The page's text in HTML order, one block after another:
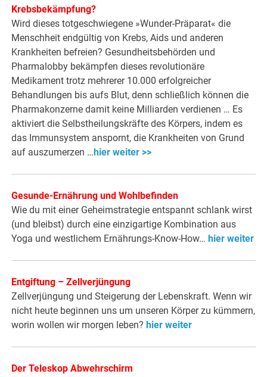
Krebsbekämpfung?
Wird dieses totgeschwiegene »Wunder-Präparat« die
Menschheit endgültig von Krebs, Aids und anderen
Krankheiten befreien? Gesundheitsbehörden und
Pharmalobby bekämpfen dieses revolutionäre
Medikament trotz mehrerer 10.000 erfolgreicher
Behandlungen bis aufs Blut, denn schließlich können die
Pharmakonzerne damit keine Milliarden verdienen … Es
aktiviert die Selbstheilungskräfte des Körpers, indem es
das Immunsystem anspornt, die Krankheiten von Grund
auf auszumerzen … hier weiter >>
Gesunde-Ernährung und Wohlbefinden
Wie du mit einer Geheimstrategie entspannt schlank wirst
(und bleibst) durch eine einzigartige Kombination aus
Yoga und westlichem Ernährungs-Know-How… hier weiter
Entgiftung – Zellverjüngung
Zellverjüngung und Steigerung der Lebenskraft. Wenn wir
nicht heute beginnen uns um unseren Körper zu kümmern,
worin wollen wir morgen leben? hier weiter
Der Teleskop Abwehrschirm